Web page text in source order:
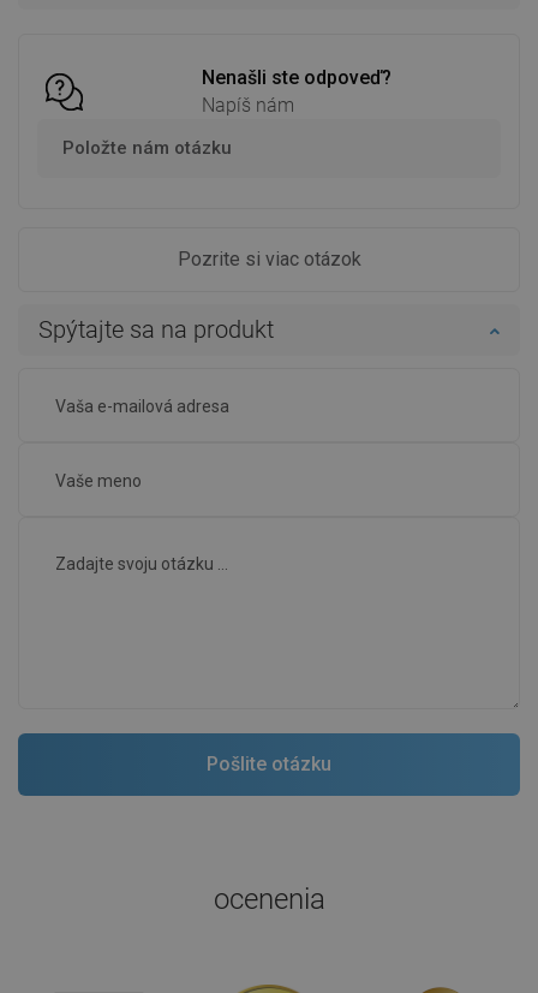
Nenašli ste odpoveď?
Napíš nám
Položte nám otázku
Pozrite si viac otázok
Spýtajte sa na produkt
ocenenia